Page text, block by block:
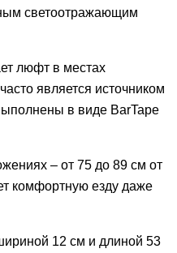
светоотражающим
люфт в местах
является источником
в виде BarTape
– от 75 до 89 см от
комфортную езду даже
12 см и длиной 53